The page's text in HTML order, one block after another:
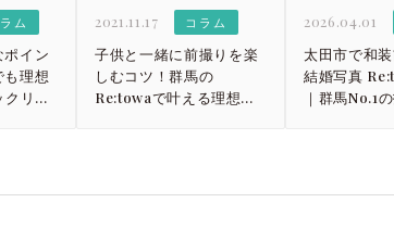
ム
イン
も理想
リス
2021.11.17 コラム
子供と一緒に前撮りを楽
しむコツ！群馬の
Re:towaで叶える理想の
2026.04.01
太田市で和
結婚写真
｜群馬No.1